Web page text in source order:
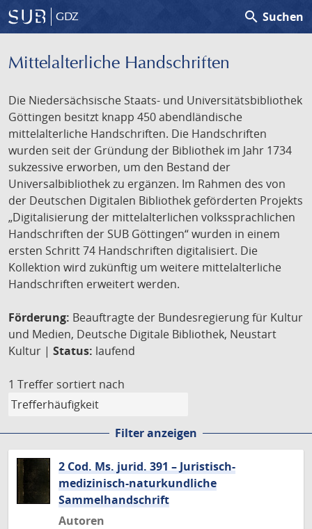
GDZ search Suchen
Mittelalterliche Handschriften
Die Niedersächsische Staats- und Universitätsbibliothek
Göttingen besitzt knapp 450 abendländische
mittelalterliche Handschriften. Die Handschriften
wurden seit der Gründung der Bibliothek im Jahr 1734
sukzessive erworben, um den Bestand der
Universalbibliothek zu ergänzen. Im Rahmen des von
der Deutschen Digitalen Bibliothek geförderten Projekts
„Digitalisierung der mittelalterlichen volkssprachlichen
Handschriften der SUB Göttingen“ wurden in einem
ersten Schritt 74 Handschriften digitalisiert. Die
Kollektion wird zukünftig um weitere mittelalterliche
Handschriften erweitert werden.
Förderung: Beauftragte der Bundesregierung für Kultur
und Medien, Deutsche Digitale Bibliothek, Neustart
Kultur | Status: laufend
1 Treffer sortiert nach
Filter anzeigen
2 Cod. Ms. jurid. 391 – Juristisch-
medizinisch-naturkundliche
Sammelhandschrift
Autoren